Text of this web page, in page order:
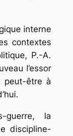
interne
contextes
P.-A.
l’essor
peut-être à
guerre, la
discipline-